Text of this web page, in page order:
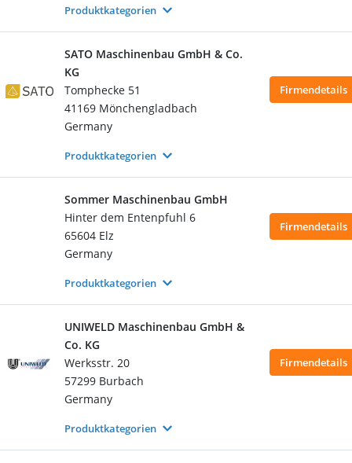
Produktkategorien
SATO Maschinenbau GmbH & Co.
KG
Tomphecke 51
41169 Mönchengladbach
Germany
Firmendetails
Produktkategorien
Sommer Maschinenbau GmbH
Hinter dem Entenpfuhl 6
65604 Elz
Germany
Firmendetails
Produktkategorien
UNIWELD Maschinenbau GmbH &
Co. KG
Werksstr. 20
57299 Burbach
Germany
Firmendetails
Produktkategorien